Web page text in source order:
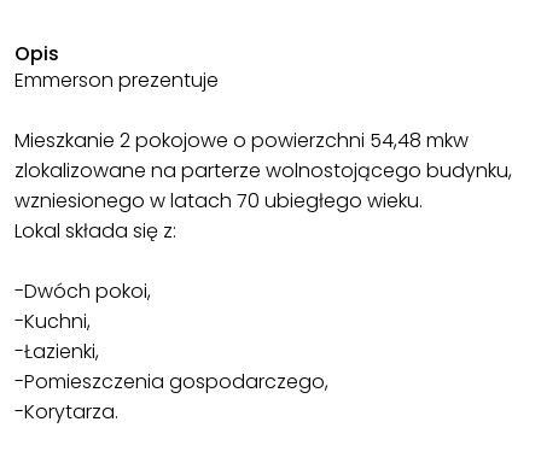
Opis
Emmerson prezentuje
Mieszkanie 2 pokojowe o powierzchni 54,48 mkw
zlokalizowane na parterze wolnostojącego budynku,
wzniesionego w latach 70 ubiegłego wieku.
Lokal składa się z:
-Dwóch pokoi,
-Kuchni,
-Łazienki,
-Pomieszczenia gospodarczego,
-Korytarza.